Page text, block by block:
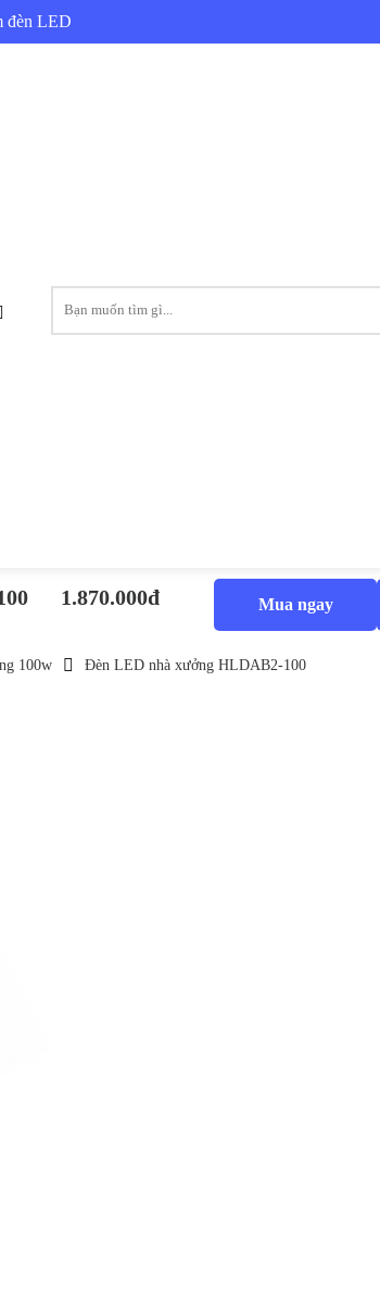
đèn LED
1.870.000đ Mua ngay
100w Đèn LED nhà xưởng HLDAB2-100